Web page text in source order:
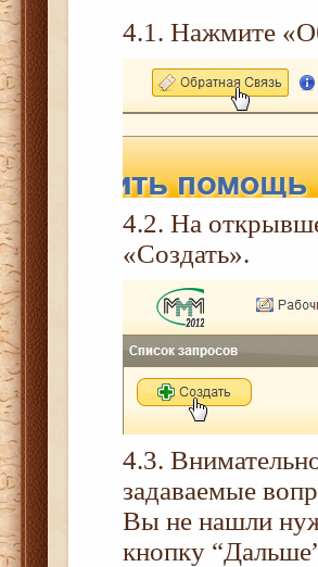
4.1. Нажмите
4.2. На
«Создать».
4.3.
задаваемые
Вы не нашли
кнопку